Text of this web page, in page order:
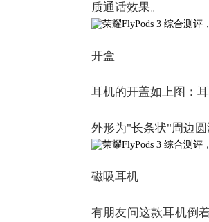
质通话效果。
开盒
耳机的开盖如上图：
外形为"长条状"周边圆
磁吸耳机
有朋友问这款耳机倒